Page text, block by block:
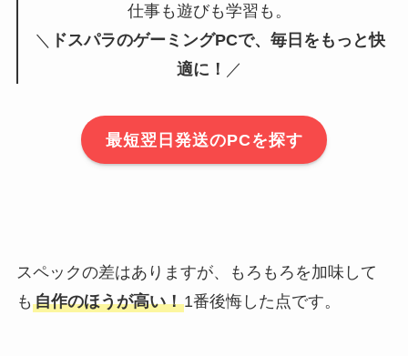
仕事も遊びも学習も。
＼ ドスパラのゲーミングPCで、毎日をもっと快
適に！ ／
最短翌日発送のPCを探す
スペックの差はありますが、もろもろを加味して
も 自作のほうが高い！1番後悔した点です。